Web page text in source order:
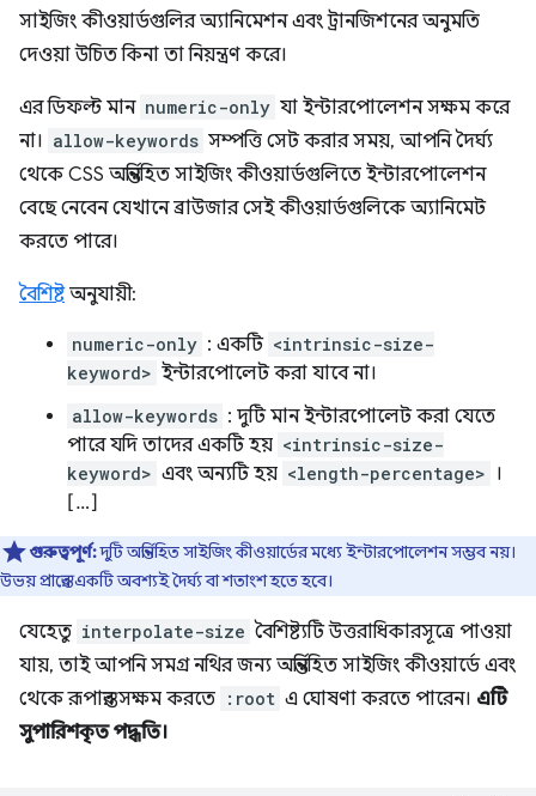
সাইজিং কীওয়ার্ডগুলির অ্যানিমেশন এবং ট্রানজিশনের অনুমতি
দেওয়া উচিত কিনা তা নিয়ন্ত্রণ করে।
এর ডিফল্ট মান numeric-only যা ইন্টারপোলেশন সক্ষম করে
না। allow-keywords সম্পত্তি সেট করার সময়, আপনি দৈর্ঘ্য
থেকে CSS অন্তর্নিহিত সাইজিং কীওয়ার্ডগুলিতে ইন্টারপোলেশন
বেছে নেবেন যেখানে ব্রাউজার সেই কীওয়ার্ডগুলিকে অ্যানিমেট
করতে পারে।
বৈশিষ্টঅনুযায়ী:
numeric-only : একটি <intrinsic-size-
keyword> ইন্টারপোলেট করা যাবে না।
allow-keywords : দুটি মান ইন্টারপোলেট করা যেতে
পারে যদি তাদের একটি হয় <intrinsic-size-
keyword> এবং অন্যটি হয় <length-percentage> ।
[…]
গুরুত্বপূর্ণ:দুটি অন্তর্নিহিত সাইজিং কীওয়ার্ডের মধ্যে ইন্টারপোলেশন সম্ভব নয়।
উভয় প্রান্তের একটি অবশ্যই দৈর্ঘ্য বা শতাংশ হতে হবে।
যেহেতু interpolate-size বৈশিষ্ট্যটি উত্তরাধিকারসূত্রে পাওয়া
যায়, তাই আপনি সমগ্র নথির জন্য অন্তর্নিহিত সাইজিং কীওয়ার্ডে এবং
থেকে রূপান্তর সক্ষম করতে :root এ ঘোষণা করতে পারেন। এটি
সুপারিশকৃত পদ্ধতি।